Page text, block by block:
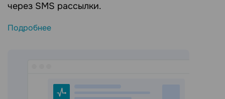
через SMS рассылки.
Подробнее